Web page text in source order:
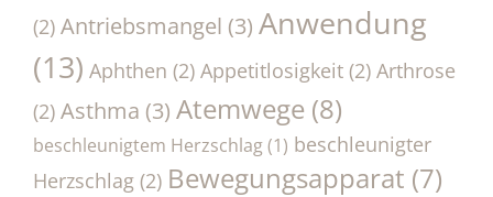
(2) Antriebsmangel (3) Anwendung
(13) Aphthen (2) Appetitlosigkeit (2) Arthrose
(2) Asthma (3) Atemwege (8)
beschleunigtem Herzschlag(1) beschleunigter
Herzschlag (2) Bewegungsapparat (7)